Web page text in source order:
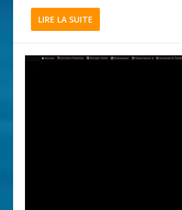
LIRE LA SUITE